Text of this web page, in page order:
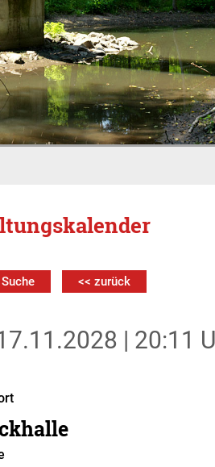
<< zurück
| 20:11